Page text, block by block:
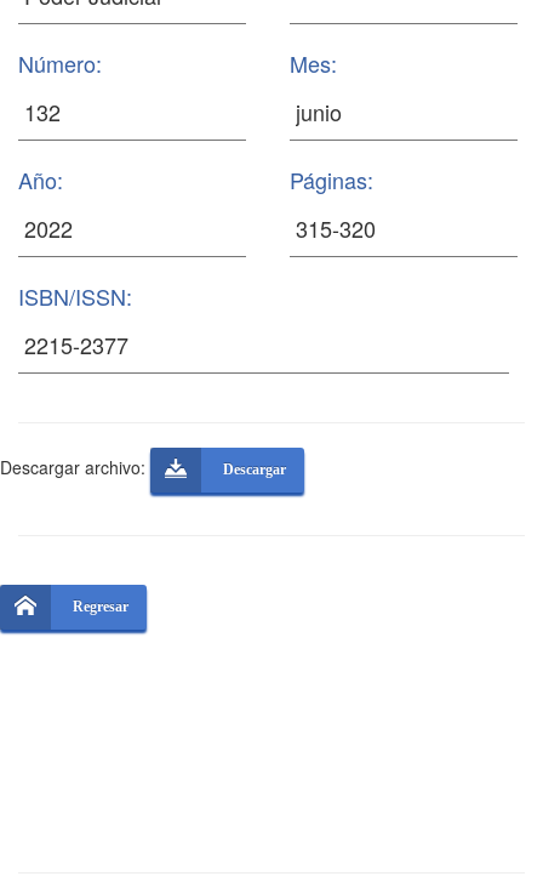
Número: Mes:
Año: Páginas:
ISBN/ISSN:
Descargar archivo: Descargar
Regresar